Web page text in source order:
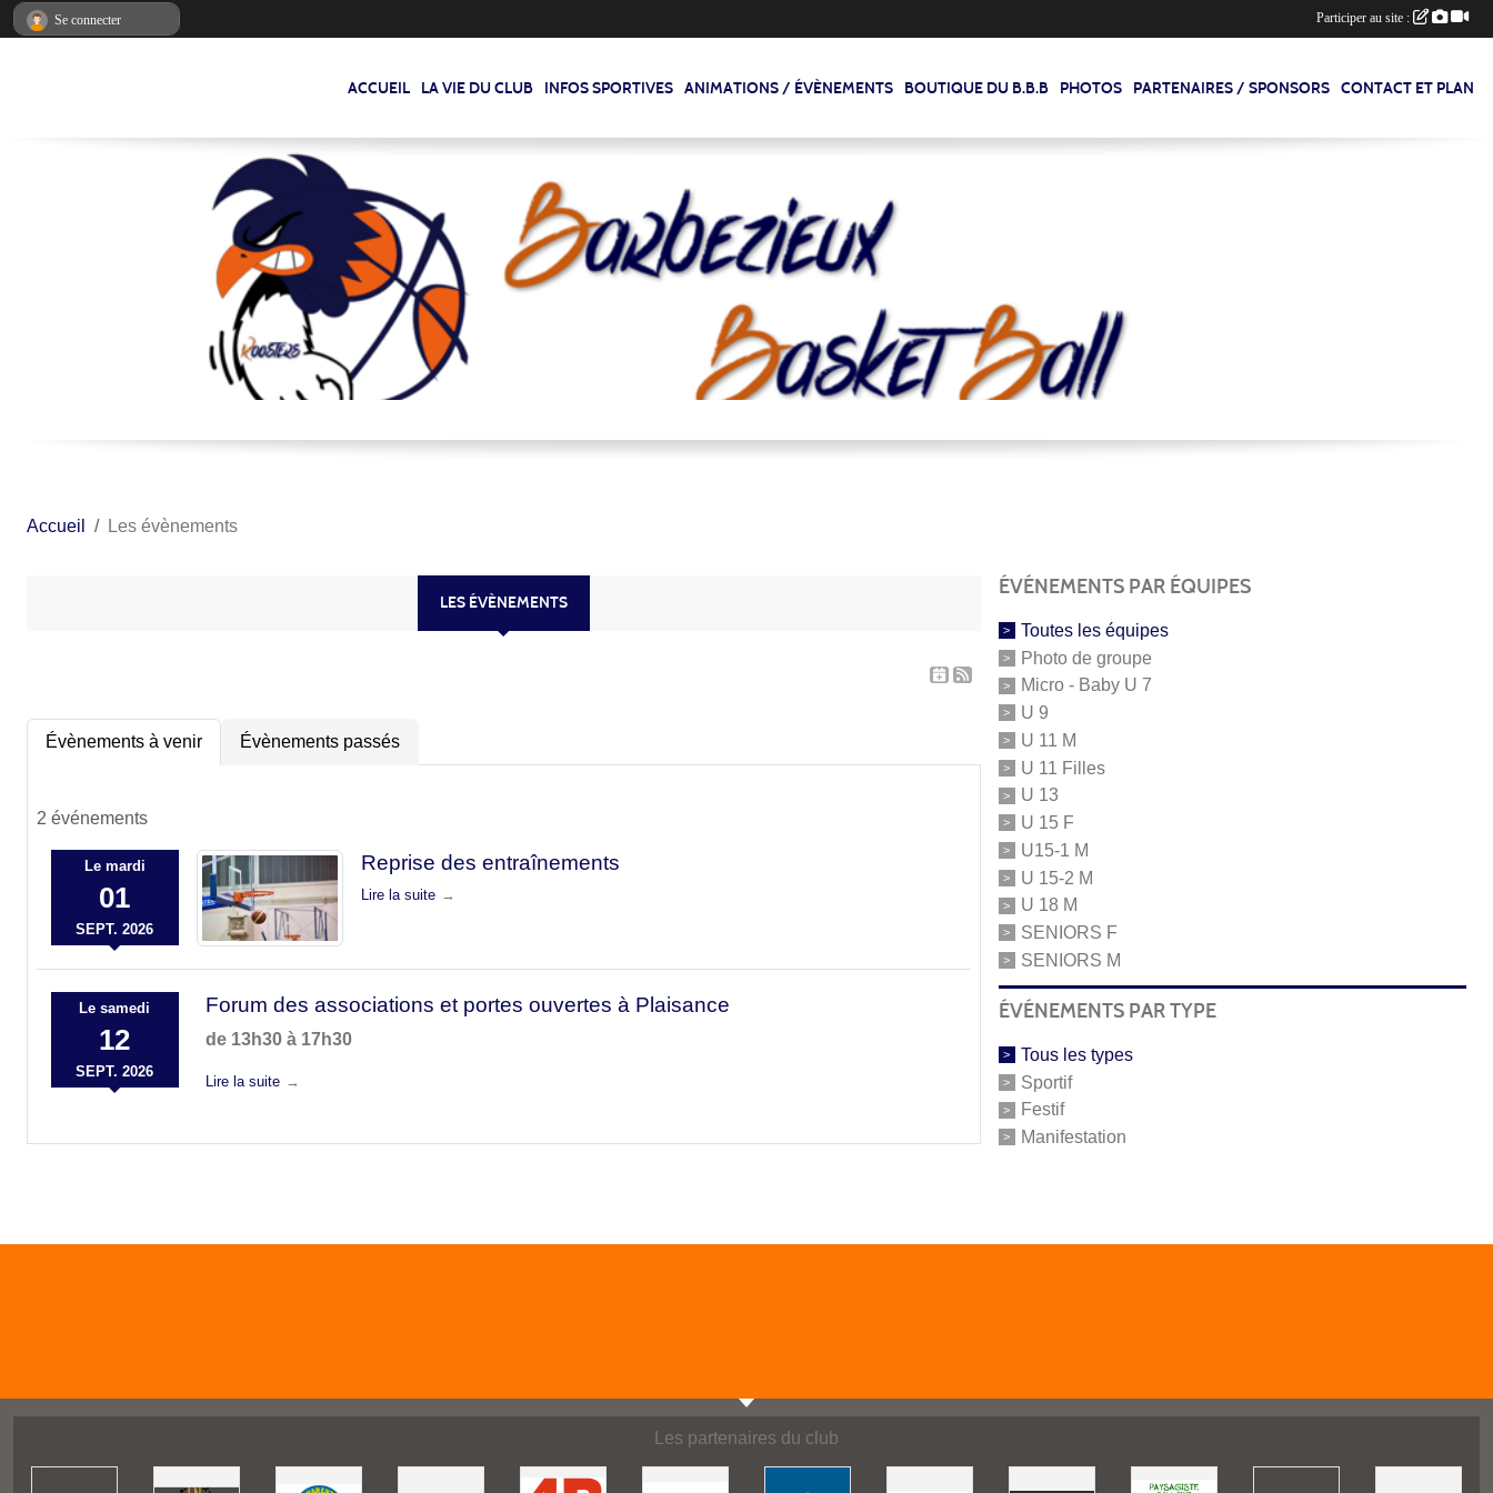
ACCUEIL LA VIE DU CLUB INFOS SPORTIVES ANIMATIONS / ÉVÈNEMENTS BOUTIQUE DU B.B.B PHOTOS PARTENAIRES / SPONSORS CONTACT ET PLAN
Accueil Les évènements
LES ÉVÈNEMENTS
Évènements à venir Évènements passés
2 événements
Le mardi
01
SEPT. 2026
Reprise des entraînements
Lire la suite
Lesamedi
12
SEPT. 2026
Forum des associations et portes ouvertes à Plaisance
de 13h30 à 17h30
Lire la suite
ÉVÉNEMENTS PAR ÉQUIPES
Toutes les équipes
Photo de groupe
Micro - Baby U 7
U 9
U 11 M
U 11 Filles
U 13
U 15 F
U15-1 M
U 15-2 M
U 18 M
SENIORS F
SENIORS M
ÉVÉNEMENTS PAR TYPE
Tous les types
Sportif
Festif
Manifestation
Les partenaires du club
Se connecter Participer au site :
Panneau de gestion des cookies